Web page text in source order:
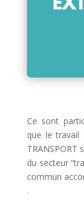
Ce sont
que le travail
TRANSPORT
du secteur
commun
.